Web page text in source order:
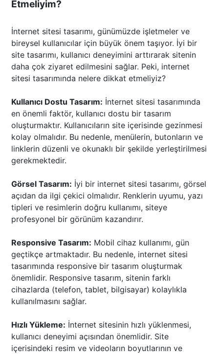
Etmeliyim?
İnternet sitesi tasarımı, günümüzde işletmeler ve
bireysel kullanıcılar için büyük önem taşıyor. İyi bir
site tasarımı, kullanıcı deneyimini arttırarak sitenin
daha çok ziyaret edilmesini sağlar. Peki, internet
sitesi tasarımında nelere dikkat etmeliyiz?
Kullanıcı Dostu Tasarım: İnternet sitesi tasarımında
en önemli faktör, kullanıcı dostu bir tasarım
oluşturmaktır. Kullanıcıların site içerisinde gezinmesi
kolay olmalıdır. Bu nedenle, menülerin, butonların ve
linklerin düzenli ve okunaklı bir şekilde yerleştirilmesi
gerekmektedir.
Görsel Tasarım: İyi bir internet sitesi tasarımı, görsel
açıdan da ilgi çekici olmalıdır. Renklerin uyumu, yazı
tipleri ve resimlerin doğru kullanımı, siteye
profesyonel bir görünüm kazandırır.
Responsive Tasarım: Mobil cihaz kullanımı, gün
geçtikçe artmaktadır. Bu nedenle, internet sitesi
tasarımında responsive bir tasarım oluşturmak
önemlidir. Responsive tasarım, sitenin farklı
cihazlarda (telefon, tablet, bilgisayar) kolaylıkla
kullanılmasını sağlar.
Hızlı Yükleme: İnternet sitesinin hızlı yüklenmesi,
kullanıcı deneyimi açısından önemlidir. Site
içerisindeki resim ve videoların boyutlarının ve